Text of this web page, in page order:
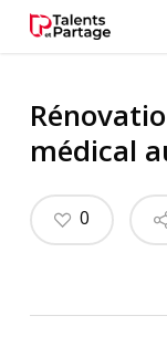
médical
0